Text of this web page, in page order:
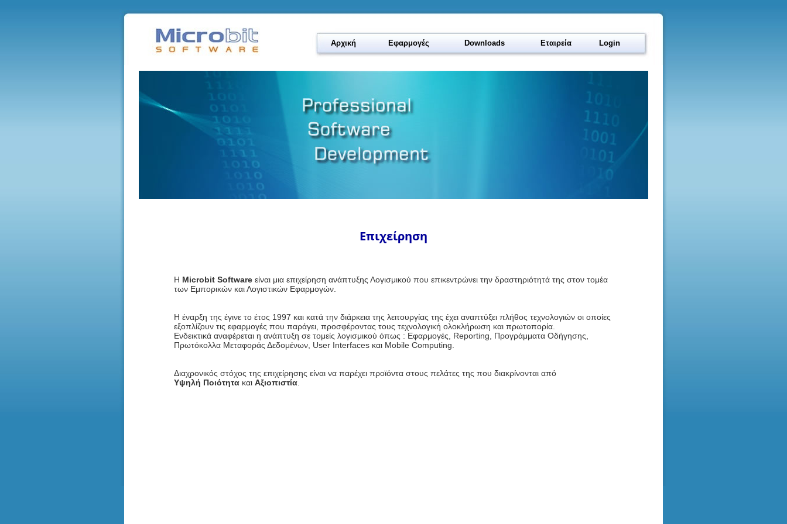
Αρχική Εφαρμογές Downloads Εταιρεία Login
Επιχείρηση
Η Microbit Software είναι μια επιχείρηση ανάπτυξης Λογισμικού που επικεντρώνει την δραστηριότητά της στον τομέα
των Εμπορικών και Λογιστικών Εφαρμογών.
Η έναρξη της έγινε το έτος 1997 και κατά την διάρκεια της λειτουργίας της έχει αναπτύξει πλήθος τεχνολογιών οι οποίες
εξοπλίζουν τις εφαρμογές που παράγει, προσφέροντας τους τεχνολογική ολοκλήρωση και πρωτοπορία.
Ενδεικτικά αναφέρεται η ανάπτυξη σε τομείς λογισμικού όπως : Εφαρμογές, Reporting, Προγράμματα Οδήγησης,
Πρωτόκολλα Μεταφοράς Δεδομένων, User Interfaces και Mobile Computing.
Διαχρονικός στόχος της επιχείρησης είναι να παρέχει προϊόντα στους πελάτες της που διακρίνονται από
Υψηλή Ποιότητα και Αξιοπιστία